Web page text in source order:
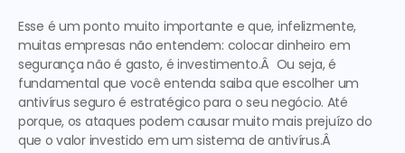
Esse é um ponto muito importante e que, infelizmente,
muitas empresas não entendem: colocar dinheiro em
segurança não é gasto, é investimento.Â  Ou seja, é
fundamental que você entenda saiba que escolher um
antivírus seguro é estratégico para o seu negócio. Até
porque, os ataques podem causar muito mais prejuízo do
que o valor investido em um sistema de antivírus.Â